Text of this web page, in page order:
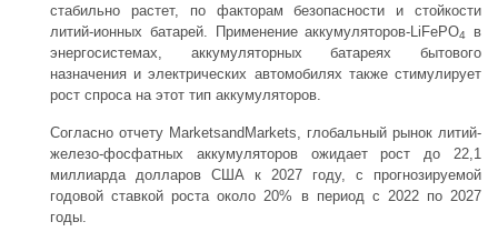
стабильно растет, по факторам безопасности и стойкости
литий-ионных батарей. Применение аккумуляторов-LiFePO4
в
энергосистемах, аккумуляторных батареях бытового
назначения и электрических автомобилях также стимулирует
рост спроса на этот тип аккумуляторов.
Согласно отчету MarketsandMarkets, глобальный рынок литий-
железо-фосфатных аккумуляторов ожидает рост до 22,1
миллиарда долларов США к 2027 году, с прогнозируемой
годовой ставкой роста около 20% в период с 2022 по 2027
годы.